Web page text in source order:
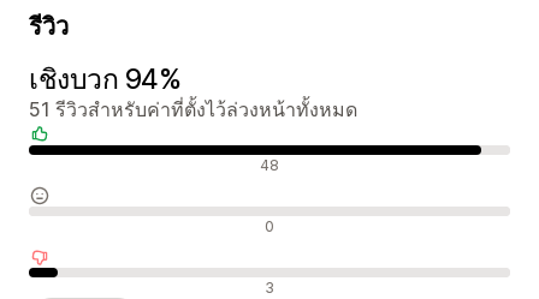
รีวิว
เชิงบวก 94%
51 รีวิวสำหรับค่าที่ตั้งไว้ล่วงหน้าทั้งหมด
รีวิวเชิงบวก 48
รีวิวที่เป็นกลาง 0
รีวิวเชิงลบ 3